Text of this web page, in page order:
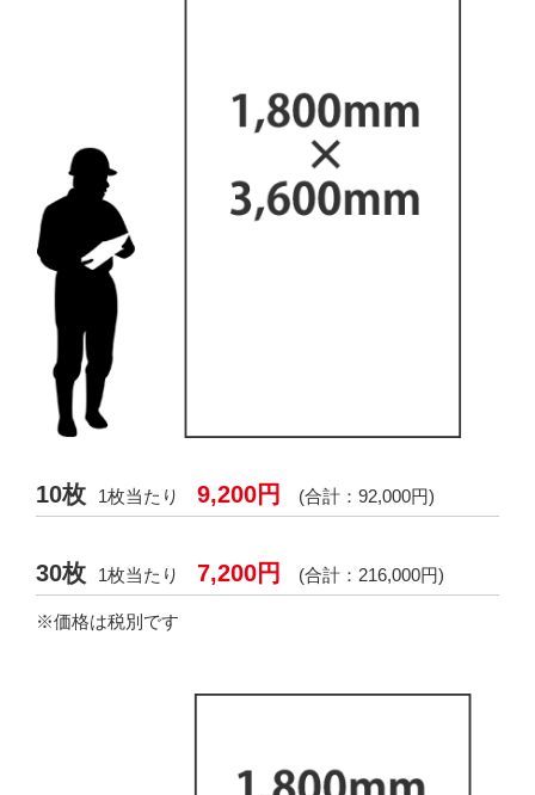
10枚 1枚当たり 9,200円 (合計：92,000円)
30枚 1枚当たり 7,200円 (合計：216,000円)
※価格は税別です